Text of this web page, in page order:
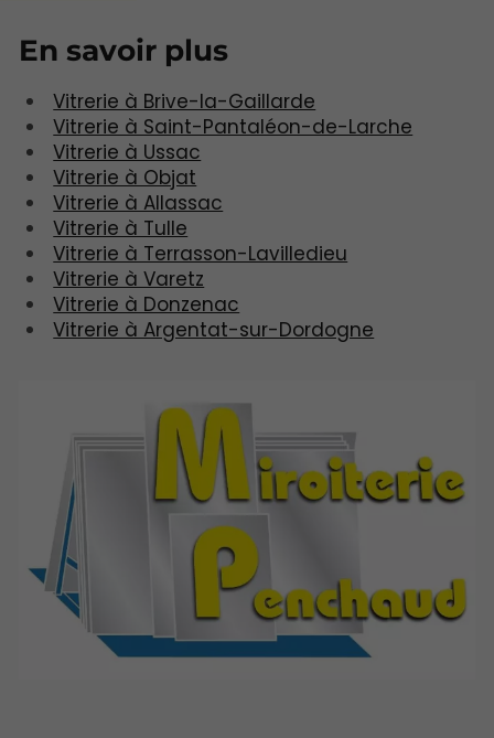
En savoir plus
Vitrerie à Brive-la-Gaillarde
Vitrerie à Saint-Pantaléon-de-Larche
Vitrerie à Ussac
Vitrerie à Objat
Vitrerie à Allassac
Vitrerie à Tulle
Vitrerie à Terrasson-Lavilledieu
Vitrerie à Varetz
Vitrerie à Donzenac
Vitrerie à Argentat-sur-Dordogne